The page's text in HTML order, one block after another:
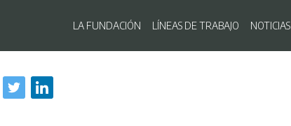
al
contenido
Navegación principal
LA FUNDACIÓN LÍNEAS DE TRABAJO NOTICIAS